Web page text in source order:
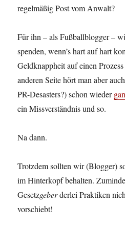
regelmäßig Post vom Anwalt?
Für ihn – als Fußballblogger –
spenden, wenn’s hart auf hart
Geldknappheit auf einen
anderen Seite hört man aber
PR-Desasters?) schon wieder
ein Missverständnis und so.
Na dann.
Trotzdem sollten wir (Blogger)
im Hinterkopf behalten.
Gesetzgeberderlei Praktiken
vorschiebt!